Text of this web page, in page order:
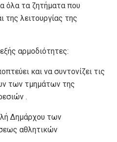
όλα τα ζητήματα που
της λειτουργίας της
αρμοδιότητες:
και να συντονίζει τις
των τμημάτων της
.
Δημάρχου των
αθλητικών